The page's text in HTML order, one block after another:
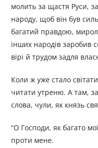
молить за щастя Руси,
народу, щоб він був
багатий правдою,
інших народів заробив
вірі й трудом задля
Коли ж уже стало
читати утреню. А там,
слова, чули, як князь
“О Господи, як багато
проти мене.